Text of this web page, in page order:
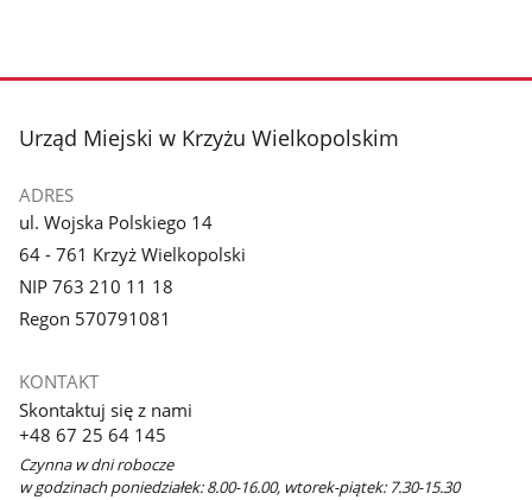
stopka
Urząd Miejski w Krzyżu Wielkopolskim
ADRES
ul. Wojska Polskiego 14
64 - 761 Krzyż Wielkopolski
NIP 763 210 11 18
Regon 570791081
KONTAKT
Skontaktuj się z nami
+48 67 25 64 145
Czynna w dni robocze
w godzinach poniedziałek: 8.00-16.00, wtorek-piątek: 7.30-15.30